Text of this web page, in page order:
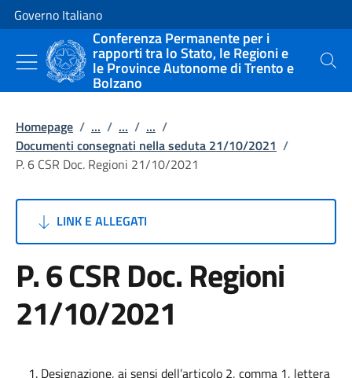
Vai al contenuto
Vai alla navigazione del sito
Governo Italiano
Conferenza Permanente per i
rapporti tra lo Stato, le Regioni e
le Province Autonome di Trento e
Bolzano
Cerca
Homepage / ... / ... / ... /
Documenti consegnati nella seduta 21/10/2021 /
P. 6 CSR Doc. Regioni 21/10/2021
LINK E ALLEGATI
P. 6 CSR Doc. Regioni
21/10/2021
Designazione, ai sensi dell’articolo 2, comma 1, lettera